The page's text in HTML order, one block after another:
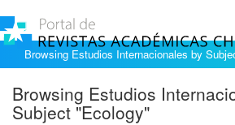
Browsing Estudios Internacionales by
Browsing Estudios
Subject "Ecology"